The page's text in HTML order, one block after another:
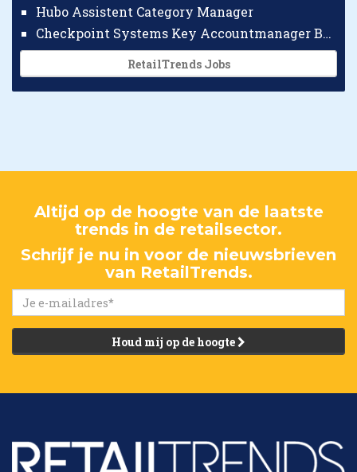
Hubo Assistent Category Manager
Checkpoint Systems Key Accountmanager Benelux
RetailTrends Jobs
Altijd op de hoogte van de laatste
trends in de retailsector.
Schrijf je nu in voor de nieuwsbrieven
van RetailTrends.
Houd mij op de hoogte